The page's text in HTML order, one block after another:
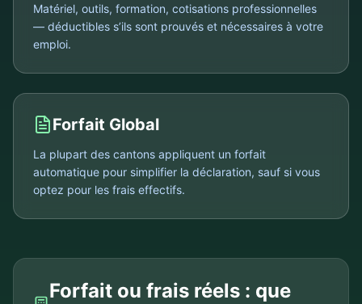
Matériel, outils, formation, cotisations professionnelles
— déductibles s’ils sont prouvés et nécessaires à votre
emploi.
Forfait Global
La plupart des cantons appliquent un forfait
automatique pour simplifier la déclaration, sauf si vous
optez pour les frais effectifs.
Forfait ou frais réels : que